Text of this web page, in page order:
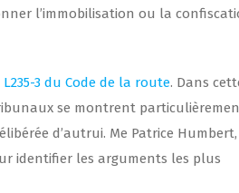
l’immobilisation ou la
L235-3 du Code de la route. Dans
se montrent
d’autrui. Me Patrice Humbert,
identifier les arguments les plus